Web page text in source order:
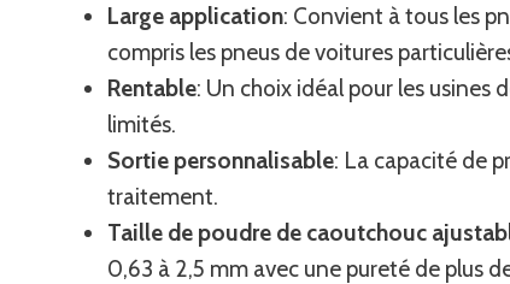
Large application: Convient à tous les
compris les pneus de voitures
Rentable: Un choix idéal pour les usines
limités.
Sortie personnalisable: La capacité de
traitement.
Taille de poudre de caoutchouc
0,63 à 2,5 mm avec une pureté de plus